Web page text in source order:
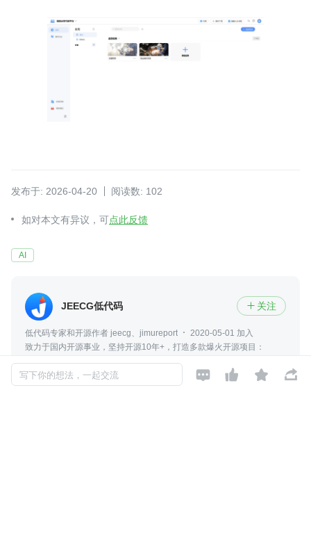
发布于: 2026-04-20 阅读数: 102
如对本文有异议，可点此反馈
AI
JEECG低代码  关注
低代码专家和开源作者 jeecg、jimureport
2020-05-01 加入
致力于国内开源事业，坚持开源10年+，打造多款爆火开源项目：
JeecgBoot低代码平台、JimuReport积木报表工具、Jeewx微信管家系
统。连续多年荣获十大优秀开源项目、低代码厂商TOP50、CSDN专家
访谈等等
写下你的想法，一起交流    